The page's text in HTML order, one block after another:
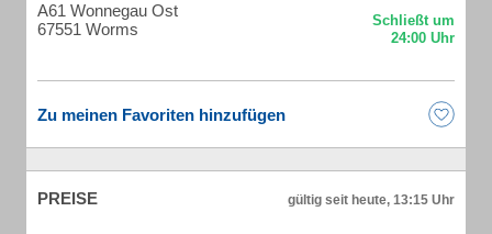
A61 Wonnegau Ost
67551 Worms
Zu meinen Favoriten hinzufügen
PREISE gültig seit heute, 13:15 Uhr